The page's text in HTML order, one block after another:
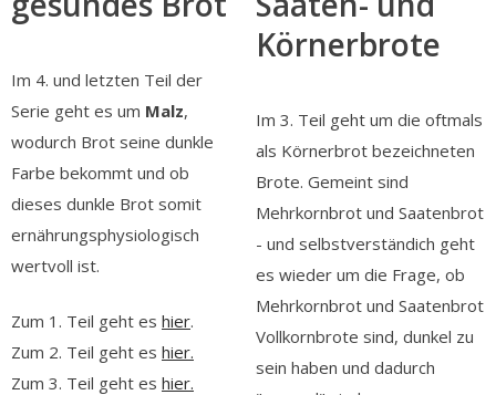
Im 4. und letzten Teil der
Serie geht es um Malz,
wodurch Brot seine dunkle
Farbe bekommt und ob
dieses dunkle Brot somit
ernährungsphysiologisch
wertvoll ist.
Zum 1. Teil geht es hier.
Zum 2. Teil geht es hier.
Zum 3. Teil geht es hier.
Körnerbrote
Im 3. Teil geht um die oftmals
als Körnerbrot bezeichneten
Brote. Gemeint sind
Mehrkornbrot und Saatenbrot
- und selbstverständich geht
es wieder um die Frage, ob
Mehrkornbrot und Saatenbrot
Vollkornbrote sind, dunkel zu
sein haben und dadurch